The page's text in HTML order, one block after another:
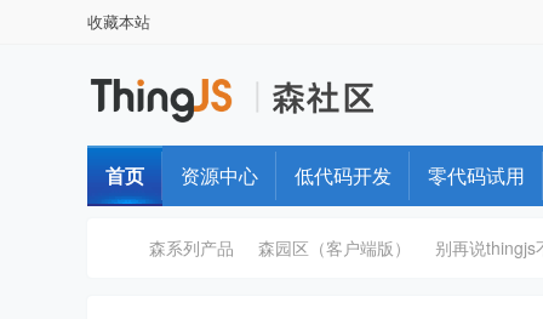
收藏本站
首页 资源中心 低代码开发 零代码试用
森系列产品 森园区（客户端版） 别再说thingjs